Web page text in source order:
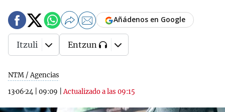
NTM / Agencias
13·06·24
09:09 |Actualizado a las 09:15
Añádenos en Google
Itzuli Entzun